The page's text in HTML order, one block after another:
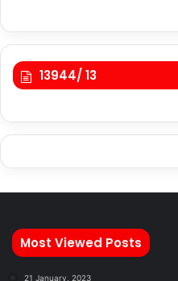
13944/ 13
Most Viewed Posts
21 January, 2023